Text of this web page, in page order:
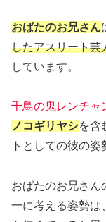
おばたのお兄さん
したアスリート芸
しています。
千鳥の鬼レンチャ
ノコギリヤシを含
トとしての彼の姿
おばたのお兄さん
一に考える姿勢は